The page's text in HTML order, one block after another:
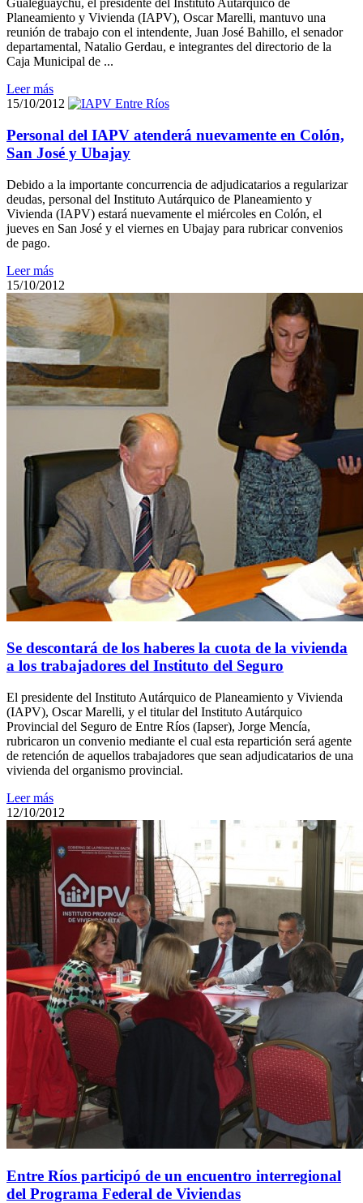
Gualeguaychú, el presidente del Instituto Autárquico de
Planeamiento y Vivienda (IAPV), Oscar Marelli, mantuvo una
reunión de trabajo con el intendente, Juan José Bahillo, el senador
departamental, Natalio Gerdau, e integrantes del directorio de la
Caja Municipal de ...
Leer más
15/10/2012
Personal del IAPV atenderá nuevamente en Colón,
San José y Ubajay
Debido a la importante concurrencia de adjudicatarios a regularizar
deudas, personal del Instituto Autárquico de Planeamiento y
Vivienda (IAPV) estará nuevamente el miércoles en Colón, el
jueves en San José y el viernes en Ubajay para rubricar convenios
de pago.
Leer más
15/10/2012
Se descontará de los haberes la cuota de la vivienda
a los trabajadores del Instituto del Seguro
El presidente del Instituto Autárquico de Planeamiento y Vivienda
(IAPV), Oscar Marelli, y el titular del Instituto Autárquico
Provincial del Seguro de Entre Ríos (Iapser), Jorge Mencía,
rubricaron un convenio mediante el cual esta repartición será agente
de retención de aquellos trabajadores que sean adjudicatarios de una
vivienda del organismo provincial.
Leer más
12/10/2012
Entre Ríos participó de un encuentro interregional
del Programa Federal de Viviendas